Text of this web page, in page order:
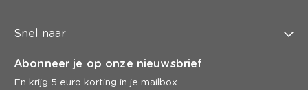
Snel naar
Abonneer je op onze nieuwsbrief
En krijg 5 euro korting in je mailbox